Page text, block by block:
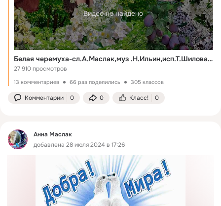
Видео не найдено
Белая черемуха-сл.А.Маслак,муз .Н.Ильин,исп.Т.Шилова и Н.Ильин.монтаж-В.Зубкова
27 910 просмотров
13 комментариев 66 раз поделились 305 классов
Комментарии 0 0 Класс! 0
Анна Маслак
добавлена 28 июля 2024 в 17:26